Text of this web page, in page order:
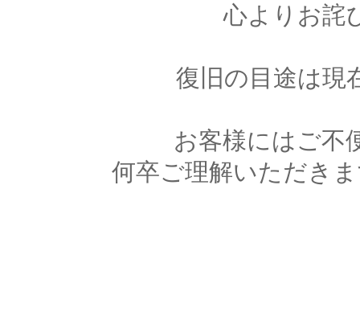
心よりお詫
復旧の目途は現
お客様にはご不
何卒ご理解いただき